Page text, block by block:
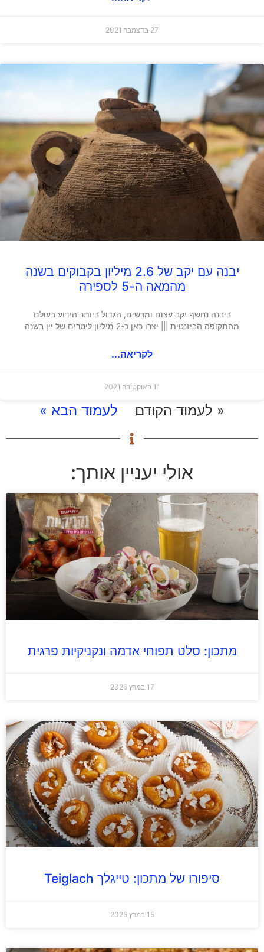
27 בדצמבר 2021
יבנה עם יקב של 2.6 מיליון בקבוקים בשנה
מהמאה ה-5 לספירה
ביבנה נחשף יקב עצום ומרשים, הגדול ביותר הידוע בעולם
מהתקופה הביזנטית ||| יצרו כאן כ-2 מיליון ליטרים של יין בשנה
לקריאה...
11 באוקטובר 2021
« לעמוד הקודם לעמוד הבא »
אולי יעניין אותך:
מתכון: סלט תפוחי אדמה ונקניקיות פרגית
17 במרץ 2026
סיפורו של מתכון: טייגלך Teiglach
15 במרץ 2026